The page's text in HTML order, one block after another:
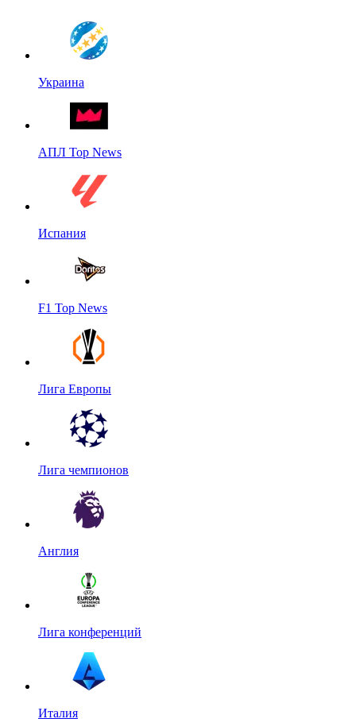
Украина
АПЛ Top News
Испания
F1 Top News
Лига Европы
Лига чемпионов
Англия
Лига конференций
Италия